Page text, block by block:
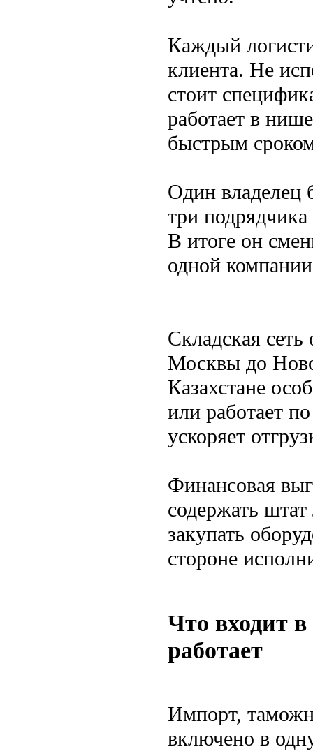
Каждый
клиента. Не
стоит
работает в
быстрым
Один владелец
три
В итоге он
одной
Складская
Москвы до
Казахстане
или работает
ускоряет
Финансовая
содержать
закупать
стороне
Что входит
работает
Импорт,
включено в